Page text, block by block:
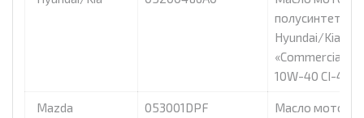
Hyundai/Kia
«Commercial
10W-40 CI-4»,
Mazda 053001DPF
Масло